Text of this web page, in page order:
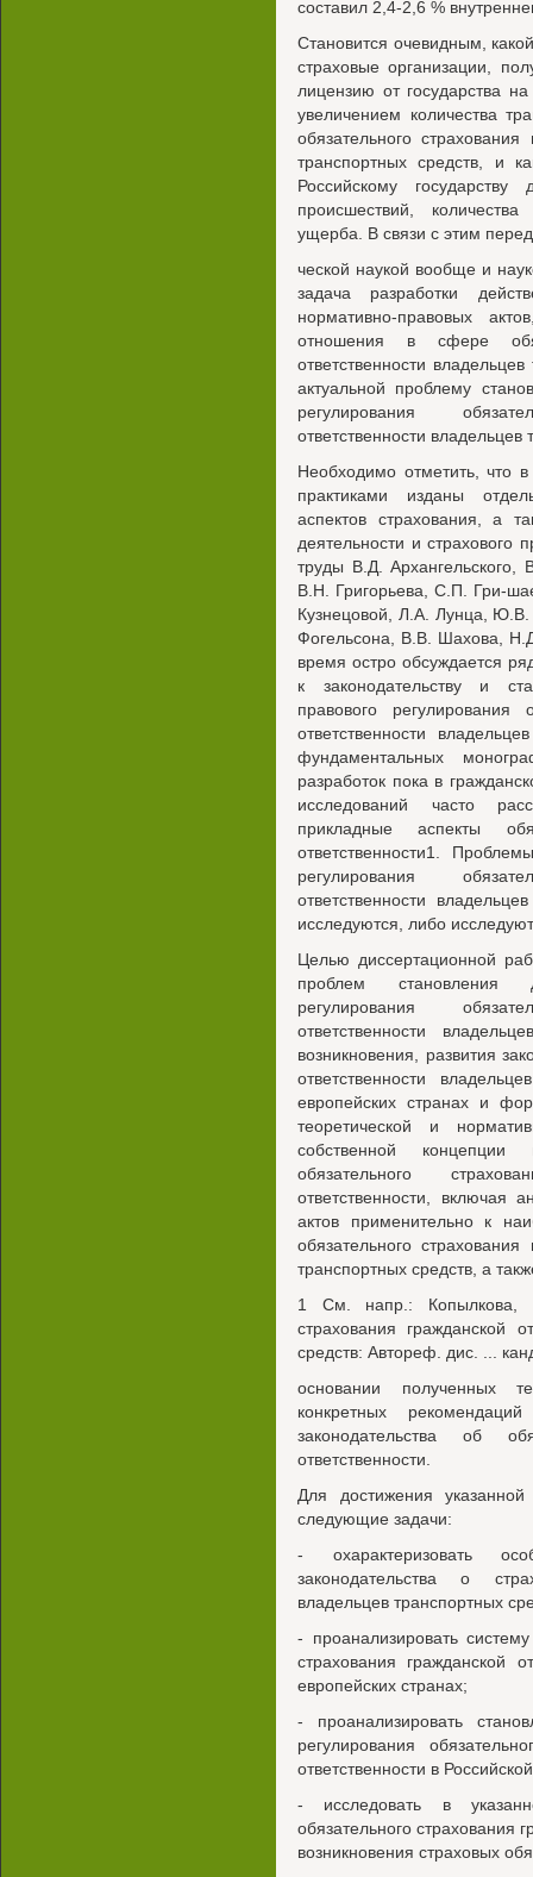
составил 2,4-2,6 %
Становится очевидным,
страховые организации,
лицензию от государства
увеличением количества
обязательного страхования
транспортных средств, и
Российскому
происшествий,
ущерба. В связи с этим
ческой наукой вообще и
задача разработки
нормативно-правовых
отношения в сфере
ответственности
актуальной проблему
регулирования
ответственности
Необходимо отметить, что
практиками изданы
аспектов страхования, а
деятельности и страхового
труды В.Д. Архангельского,
В.Н. Григорьева, С.П. Гри-
Кузнецовой, Л.А. Лунца,
Фогельсона, В.В. Шахова,
время остро обсуждается
к законодательству и
правового регулирования
ответственности
фундаментальных
разработок пока в
исследований часто
прикладные аспекты
ответственности1.
регулирования
ответственности
исследуются, либо
Целью диссертационной
проблем становления
регулирования
ответственности
возникновения, развития
ответственности
европейских странах и
теоретической и
собственной концепции
обязательного
ответственности, включая
актов применительно к
обязательного страхования
транспортных средств, а
1 См. напр.: Копылкова,
страхования гражданской
средств: Автореф. дис. ...
основании полученных
конкретных
законодательства об
ответственности.
Для достижения
следующие задачи:
- охарактеризовать
законодательства о
владельцев транспортных
- проанализировать
страхования гражданской
европейских странах;
- проанализировать
регулирования
ответственности в
- исследовать в
обязательного страхования
возникновения страховых